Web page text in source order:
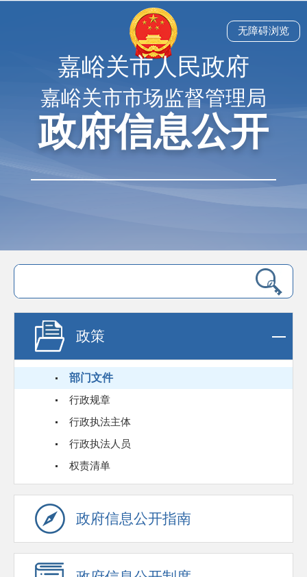
嘉峪关市人民政府
嘉峪关市市场监督管理局
政府信息公开
无障碍浏览
政策
部门文件
行政规章
行政执法主体
行政执法人员
权责清单
政府信息公开指南